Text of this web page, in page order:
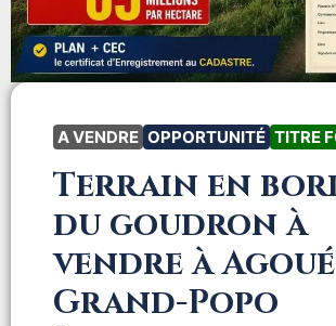
A VENDRE OPPORTUNITÉ TITRE
Terrain en
du goudron à
vendre à Agoué
Grand-Popo